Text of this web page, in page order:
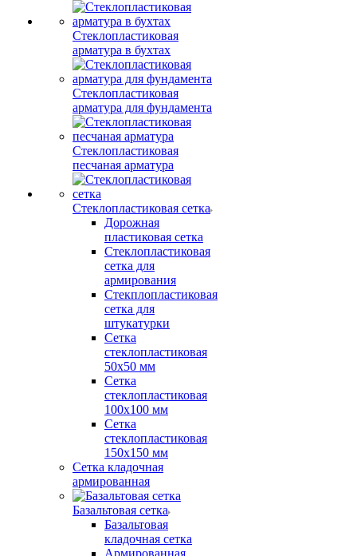
Стеклопластиковая
арматура в бухтах
Стеклопластиковая
арматура для фундамента
Стеклопластиковая
песчаная арматура
Стеклопластиковая сетка
Дорожная
пластиковая сетка
Стеклопластиковая
сетка для
армирования
Стекплопластиковая
сетка для
штукатурки
Сетка
стеклопластиковая
50x50 мм
Сетка
стеклопластиковая
100x100 мм
Сетка
стеклопластиковая
150x150 мм
Сетка кладочная
армированная
Базальтовая сетка
Базальтовая
кладочная сетка
Армированная